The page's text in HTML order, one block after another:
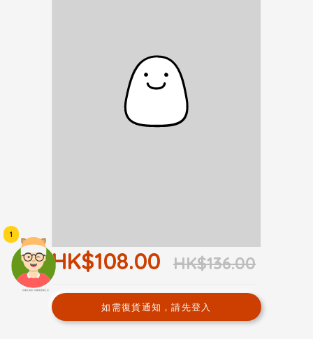
頭像生成器: 快樂家庭網上店
1
HK$108.00 HK$136.00
如需復貨通知，請先登入